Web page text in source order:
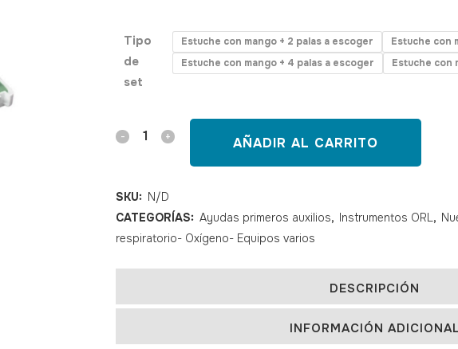
Tipo
de
set
Estuche con mango + 2 palas a escoger
Estuche con
Estuche con mango + 4 palas a escoger
Estuche con
Set
laringoscopio
McIntosh
óptica
con
AÑADIR AL CARRITO
SKU: N/D
CATEGORÍAS: Ayudas primeros auxilios, Instrumentos ORL,
respiratorio- Oxígeno- Equipos varios
DESCRIPCIÓN
INFORMACIÓN